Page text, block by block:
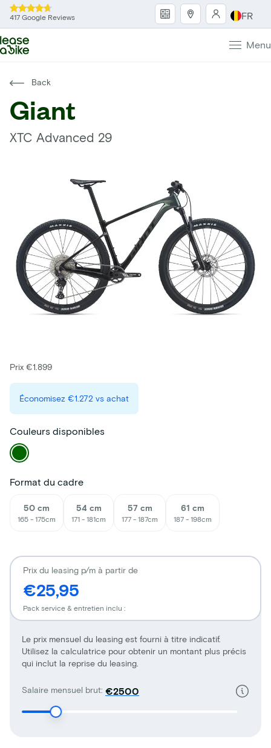
417 Google Reviews FR
Menu
Back
Giant
XTC Advanced 29
Prix €1.899
Économisez €1.272 vs achat
Couleurs disponibles
Format du cadre
50 cm
165 - 175cm
54 cm
171 - 181cm
57 cm
177 - 187cm
61 cm
187 - 198cm
Salaire mensuel brut: €
Le prix mensuel du leasing est fourni à titre indicatif.
Utilisez la calculatrice pour obtenir un montant plus précis
qui inclut la reprise du leasing.
Prix du leasing p/m à partir de
€25,95
Pack service & entretien inclu :